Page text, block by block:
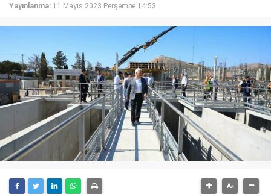
Yayınlanma: 11 Mayıs 2023 Perşembe 14:53